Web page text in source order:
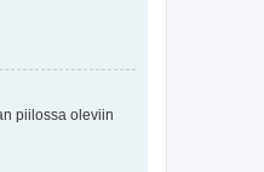
piilossa oleviin